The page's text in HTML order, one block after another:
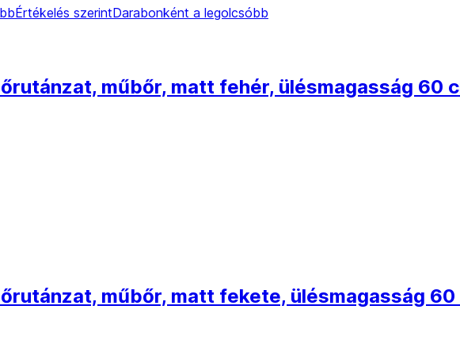
Értékelés szerintDarabonként a legolcsóbb
műbőr, matt fehér, ülésmagasság 60
műbőr, matt fekete, ülésmagasság 60